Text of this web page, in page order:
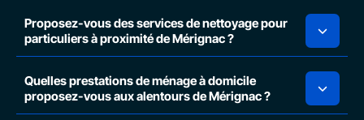
Proposez-vous des services de nettoyage pour
particuliers à proximité de Mérignac ?
Quelles prestations de ménage à domicile
proposez-vous aux alentours de Mérignac ?